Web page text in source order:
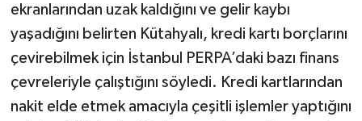
ekranlarından uzak kaldığını ve gelir kaybı
yaşadığını belirten Kütahyalı, kredi kartı borçlarını
çevirebilmek için İstanbul PERPA’daki bazı finans
çevreleriyle çalıştığını söyledi. Kredi kartlarından
nakit elde etmek amacıyla çeşitli işlemler yaptığını